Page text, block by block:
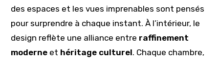
des espaces et les vues imprenables sont pensés
pour surprendre à chaque instant. À l’intérieur, le
design reflète une alliance entre raffinement
moderne et héritage culturel. Chaque chambre,